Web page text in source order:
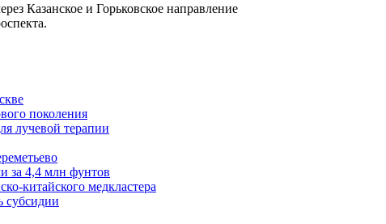
Казанское и Горьковское направление
поколения
лучевой терапии
за 4,4 млн фунтов
китайского медкластера
субсидии